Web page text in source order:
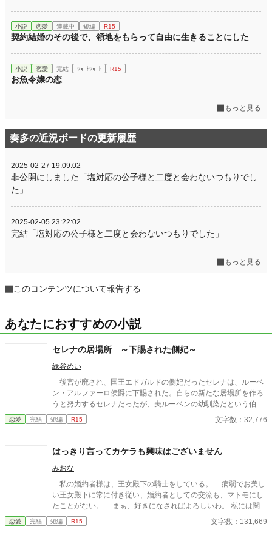
小説 恋愛 連載中 短編 R15
契約結婚のその後で、領地をもらって自由に生きることにした
小説 恋愛 完結 ｼｮｰﾄｼｮｰﾄ R15
お魚令嬢の恋
もっと見る
奏多の近況ボードの更新履歴
2025-02-27 19:09:02
非公開にしました「塩対応の公子様と二度と会わないつもりでし
た」
2025-02-05 23:22:02
完結「塩対応の公子様と二度と会わないつもりでした」
もっと見る
このコンテンツについて報告する
あなたにおすすめの小説
セレナの居場所 ～下賜された側妃～
緑谷めい
後宮が廃され、国王エドガルドの側妃だったセレナは、ルーベ
ン・アルファーロ侯爵に下賜された。自らの新たな居場所を作ろ
うと努力するセレナだったが、夫ルーベンの幼馴染だという伯爵
家令嬢クラーラが頻繁に屋敷を訪れることに違和感を覚える。
恋愛 完結 短編 R15 文字数：32,776
はっきり言ってカケラも興味はございません
みおな
私の婚約者様は、王女殿下の騎士をしている。 病弱でお美し
い王女殿下に常に付き従い、婚約者としての交流も、マトモにし
たことがない。 まぁ、好きになさればよろしいわ。 私には関係
ないことですから。
恋愛 完結 短編 R15 文字数：131,669